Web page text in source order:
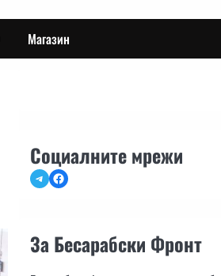
Магазин
Социалните мрежи
TelegramFacebook
За Бесарабски Фронт